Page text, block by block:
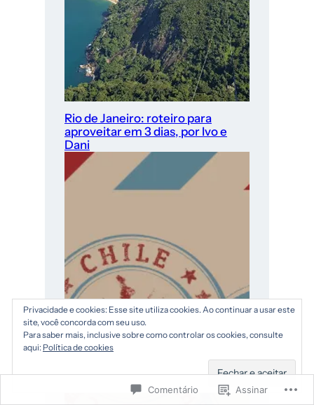
Rio de Janeiro: roteiro para
aproveitar em 3 dias, por Ivo e
Dani
Comentário Assinar
Privacidade e cookies: Esse site utiliza cookies. Ao continuar a usar este
site, você concorda com seu uso.
Para saber mais, inclusive sobre como controlar os cookies, consulte
aqui: Política de cookies